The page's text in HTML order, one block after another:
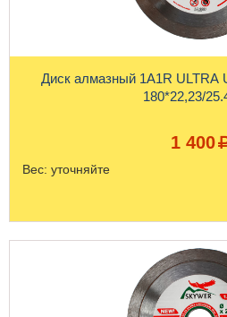
Диск алмазный 1A1R ULTRA
180*22,23/
1 400
Вес: уточняйте